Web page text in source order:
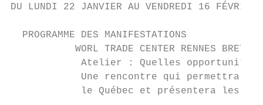
DU LUNDI 22 JANVIER AU VENDREDI 16 FÉVRIER
  PROGRAMME DES MANIFESTATIONS
WORL TRADE CENTER RENNES
Atelier : Quelles opportunités
Une rencontre qui permettra
le Québec et présentera les